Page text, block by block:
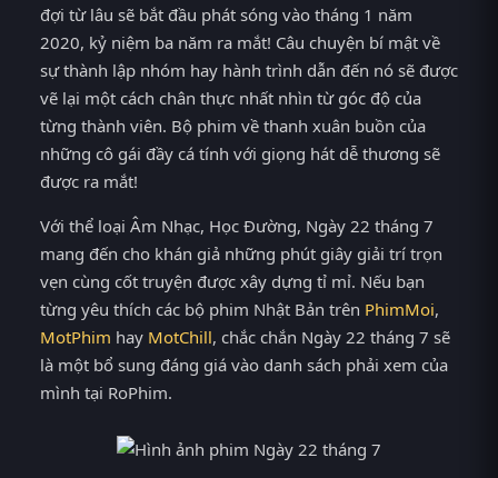
đợi từ lâu sẽ bắt đầu phát sóng vào tháng 1 năm
2020, kỷ niệm ba năm ra mắt! Câu chuyện bí mật về
sự thành lập nhóm hay hành trình dẫn đến nó sẽ được
vẽ lại một cách chân thực nhất nhìn từ góc độ của
từng thành viên. Bộ phim về thanh xuân buồn của
những cô gái đầy cá tính với giọng hát dễ thương sẽ
được ra mắt!
Với thể loại Âm Nhạc, Học Đường, Ngày 22 tháng 7
mang đến cho khán giả những phút giây giải trí trọn
vẹn cùng cốt truyện được xây dựng tỉ mỉ. Nếu bạn
từng yêu thích các bộ phim Nhật Bản trên PhimMoi,
MotPhim hay MotChill, chắc chắn Ngày 22 tháng 7 sẽ
là một bổ sung đáng giá vào danh sách phải xem của
mình tại RoPhim.